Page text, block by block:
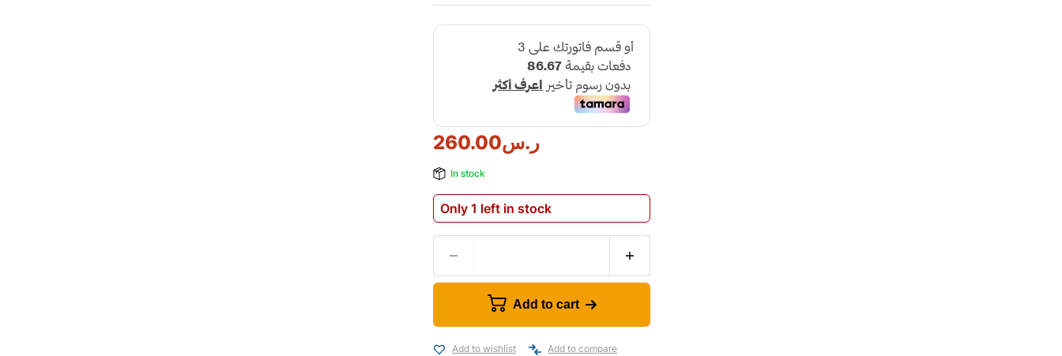
ر.س260.00
In stock
Only 1 left in stock
Add to cart
Add to wishlist Add to compare